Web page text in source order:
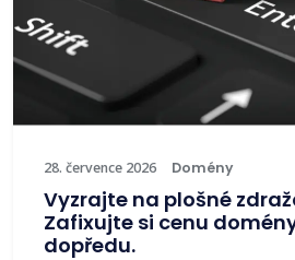
28. července 2026 Domény
Vyzrajte na plošné
Zafixujte si cenu
dopředu.